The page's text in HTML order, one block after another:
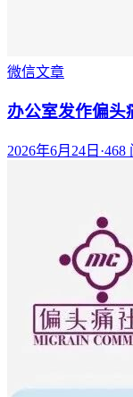
微信文章
办公室发作偏头
2026年6月24日 ·468